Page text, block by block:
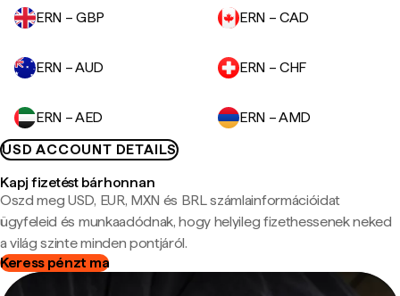
ERN – GBP ERN – CAD
ERN – AUD ERN – CHF
ERN – AED
ERN – AMD
USD ACCOUNT DETAILS
Kapj fizetést bárhonnan
Oszd meg USD, EUR, MXN és BRL számlainformációidat
ügyfeleid és munkaadódnak, hogy helyileg fizethessenek neked
a világ szinte minden pontjáról.
Keress pénzt ma